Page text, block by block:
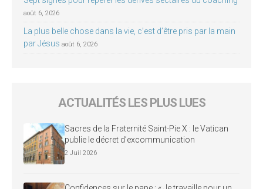
août 6, 2026
La plus belle chose dans la vie, c’est d’être pris par la main
par Jésus août 6, 2026
ACTUALITÉS LES PLUS LUES
Sacres de la Fraternité Saint-Pie X : le Vatican
publie le décret d’excommunication
2 Juil 2026